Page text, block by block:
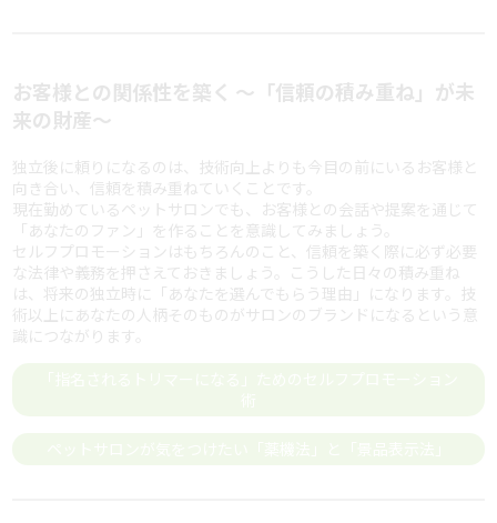
お客様との関係性を築く 〜「信頼の積み重ね」が未
来の財産〜
独立後に頼りになるのは、技術向上よりも今目の前にいるお客様と
向き合い、信頼を積み重ねていくことです。
現在勤めているペットサロンでも、お客様との会話や提案を通じて
「あなたのファン」を作ることを意識してみましょう。
セルフプロモーションはもちろんのこと、信頼を築く際に必ず必要
な法律や義務を押さえておきましょう。こうした日々の積み重ね
は、将来の独立時に「あなたを選んでもらう理由」になります。技
術以上にあなたの人柄そのものがサロンのブランドになるという意
識につながります。